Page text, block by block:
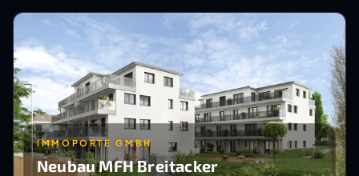
IMMOPORTE GMBH
Neubau MFH Breitacker